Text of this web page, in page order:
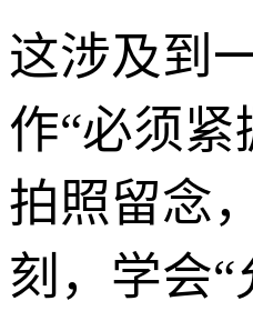
这涉及到
作“必须
拍照留念
刻，学会